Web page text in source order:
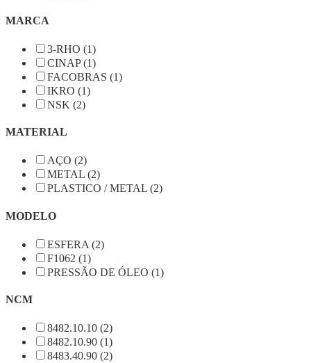
MARCA
3-RHO (1)
CINAP (1)
FACOBRAS (1)
IKRO (1)
NSK (2)
MATERIAL
AÇO (2)
METAL (2)
PLASTICO / METAL (2)
MODELO
ESFERA (2)
F1062 (1)
PRESSÃO DE ÓLEO (1)
NCM
8482.10.10 (2)
8482.10.90 (1)
8483.40.90 (2)